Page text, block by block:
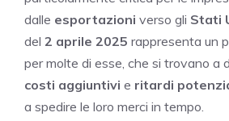
dalle esportazioni verso gli Stati
del 2 aprile 2025 rappresenta un
per molte di esse, che si trovano a
costi aggiuntivi e ritardi
a spedire le loro merci in tempo.